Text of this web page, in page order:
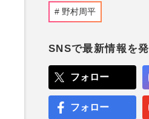
野村周平
SNSで最新情報を発
フォロー
フォロー